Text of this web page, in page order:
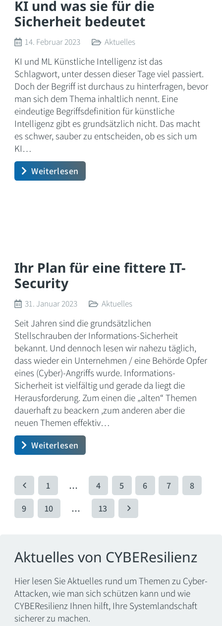
KI und was sie für die
Sicherheit bedeutet
14. Februar 2023 Aktuelles
KI und ML Künstliche Intelligenz ist das
Schlagwort, unter dessen dieser Tage viel passiert.
Doch der Begriff ist durchaus zu hinterfragen, bevor
man sich dem Thema inhaltlich nennt. Eine
eindeutige Begriffsdefinition für künstliche
Intelligenz gibt es grundsätzlich nicht. Das macht
es schwer, sauber zu entscheiden, ob es sich um
KI…
Weiterlesen
Ihr Plan für eine fittere IT-
Security
31. Januar 2023 Aktuelles
Seit Jahren sind die grundsätzlichen
Stellschrauben der Informations-Sicherheit
bekannt. Und dennoch lesen wir nahezu täglich,
dass wieder ein Unternehmen / eine Behörde Opfer
eines (Cyber)-Angriffs wurde. Informations-
Sicherheit ist vielfältig und gerade da liegt die
Herausforderung. Zum einen die „alten“ Themen
dauerhaft zu beackern ,zum anderen aber die
neuen Themen effektiv…
Weiterlesen
1 … 4 5 6 7 8
9 10 … 13
Aktuelles von CYBEResilienz
Hier lesen Sie Aktuelles rund um Themen zu Cyber-
Attacken, wie man sich schützen kann und wie
CYBEResilienz Ihnen hilft, Ihre Systemlandschaft
sicherer zu machen.